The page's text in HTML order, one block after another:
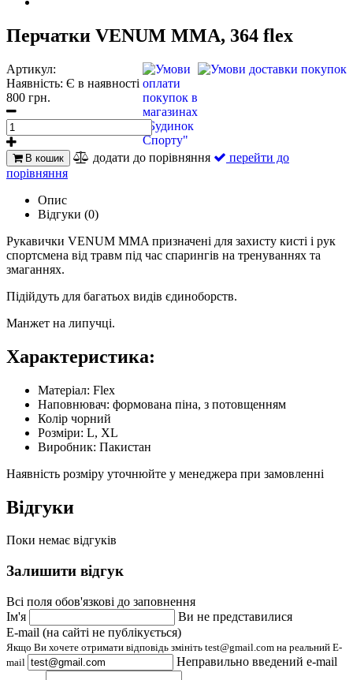
Перчатки VENUM MMA, 364 flex
Артикул:
Наявність: Є в наявності
800 грн.
В кошик додати до порівняння
перейти до
порівняння
Опис
Відгуки (0)
Рукавички VENUM MMA призначені для захисту кисті і рук
спортсмена від травм під час спарингів на тренуваннях та
змаганнях.
Підійдуть для багатьох видів єдиноборств.
Манжет на липучці.
Характеристика:
Матеріал: Flex
Наповнювач: формована піна, з потовщенням
Колір чорний
Розміри: L, XL
Виробник: Пакистан
Наявність розміру уточнюйте у менеджера при замовленні
Відгуки
Поки немає відгуків
Залишити відгук
Всі поля обов'язкові до заповнення
Ім'я
Ви не представилися
E-mail (на сайті не публікується)
Якщо Ви хочете отримати відповідь змініть test@gmail.com на реальний E-
mail
Неправильно введений e-mail